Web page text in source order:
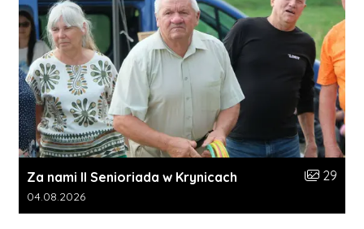
Za nami II Senioriada w Krynicach Liczba
29
Data dodania galerii:
04.08.2026